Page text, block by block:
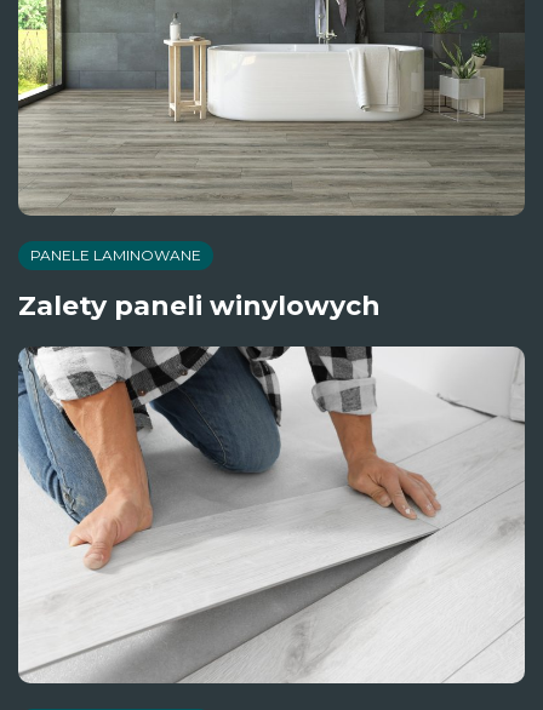
PANELE LAMINOWANE
Zalety paneli winylowych